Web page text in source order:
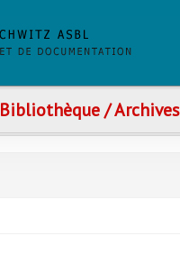
Bibliothèque / Archives